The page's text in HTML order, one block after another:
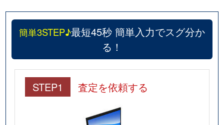
簡単3STEP♪最短45秒 簡単入力でスグ分か
る！
STEP1 査定を依頼する